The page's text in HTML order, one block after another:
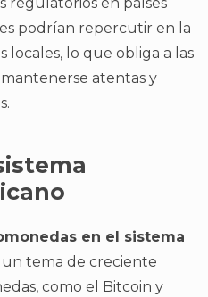
regulatorios en países
podrían repercutir en la
locales, lo que obliga a las
atentas y
en el sistema
un tema de creciente
como el Bitcoin y